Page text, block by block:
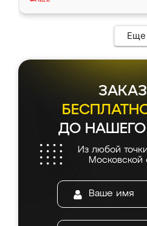
Еще
ДО
Из любой
Московской